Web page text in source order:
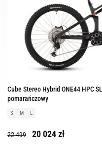
Cube Stereo Hybrid ONE44 HPC
pomarańczowy
S M L
22 499 20 024 zł